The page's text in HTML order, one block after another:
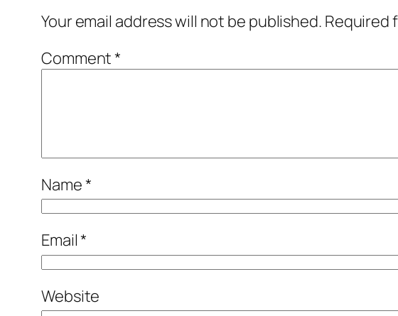
Your email address will not be published. Required
Comment*
Name*
Email*
Website